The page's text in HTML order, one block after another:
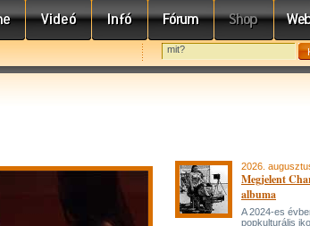
2026.
Megjelent
albuma
A 2024-es
popkulturális